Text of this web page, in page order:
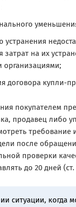
устранения
затрат на их
организациями;
договора купли-
покупателем
продавец либо
требование
после
проверки
до 20 дней
ситуации, когда